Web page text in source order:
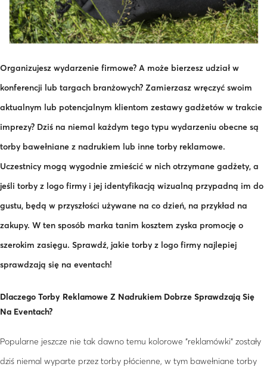
Organizujesz wydarzenie firmowe? A może bierzesz udział w
konferencji lub targach branżowych? Zamierzasz wręczyć swoim
aktualnym lub potencjalnym klientom zestawy gadżetów w trakcie
imprezy? Dziś na niemal każdym tego typu wydarzeniu obecne są
torby bawełniane z nadrukiem lub inne torby reklamowe.
Uczestnicy mogą wygodnie zmieścić w nich otrzymane gadżety, a
jeśli torby z logo firmy i jej identyfikacją wizualną przypadną im do
gustu, będą w przyszłości używane na co dzień, na przykład na
zakupy. W ten sposób marka tanim kosztem zyska promocję o
szerokim zasięgu. Sprawdź, jakie torby z logo firmy najlepiej
sprawdzają się na eventach!
Dlaczego Torby Reklamowe Z Nadrukiem Dobrze Sprawdzają Się
Na Eventach?
Popularne jeszcze nie tak dawno temu kolorowe "reklamówki" zostały
dziś niemal wyparte przez torby płócienne, w tym bawełniane torby